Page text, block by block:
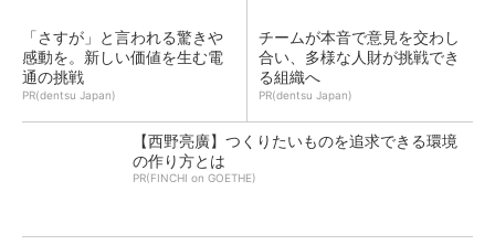
「さすが」と言われる驚きや
感動を。新しい価値を生む電
通の挑戦
PR(dentsu Japan)
チームが本音で意見を交わし
合い、多様な人財が挑戦でき
る組織へ
PR(dentsu Japan)
【西野亮廣】つくりたいものを追求できる環境
の作り方とは
PR(FINCHI on GOETHE)